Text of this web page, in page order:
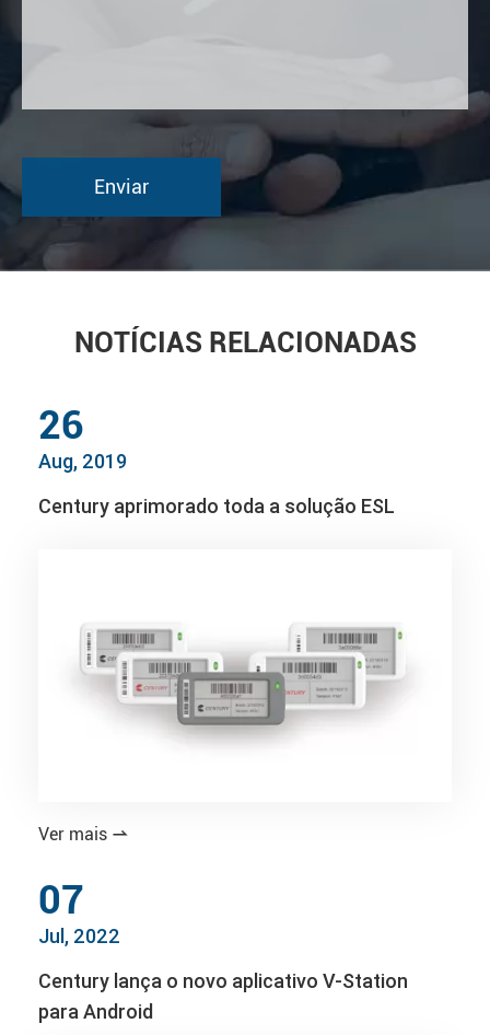
NOTÍCIAS RELACIONADAS
26
Aug, 2019
Century aprimorado toda a solução ESL
Ver mais 
07
Jul, 2022
Century lança o novo aplicativo V-Station
para Android